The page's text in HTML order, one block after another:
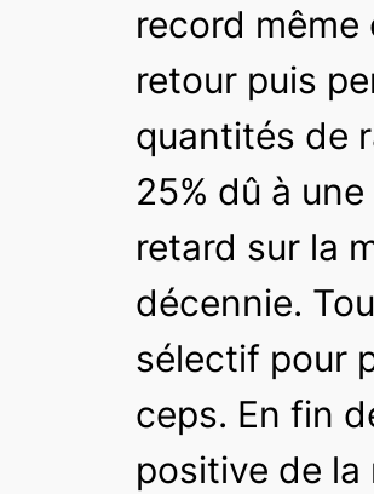
record même
retour puis
quantités de
25% dû à
retard sur la
décennie.
sélectif pour
ceps. En fin
positive de la